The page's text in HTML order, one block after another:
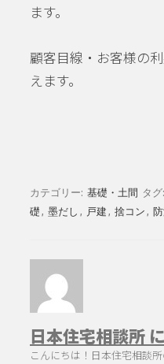
ます。
顧客目線・お客様の
えます。
カテゴリー: 基礎・土間 タグ:
礎 , 墨だし , 戸建 , 捨コン ,
日本住宅相談所
こんにちは！日本住宅相談